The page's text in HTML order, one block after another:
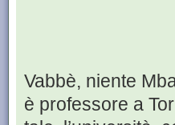
Vabbè, niente
è professore a